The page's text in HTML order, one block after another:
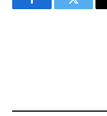
FacebookTwitter